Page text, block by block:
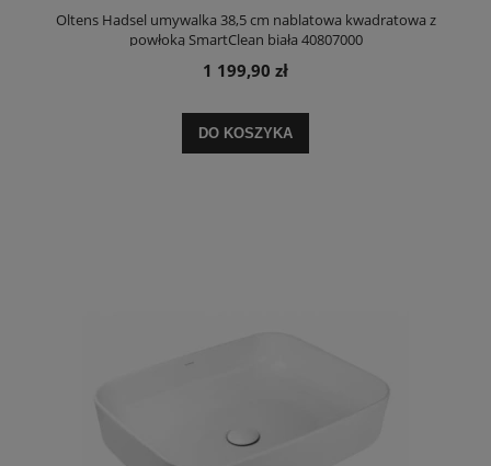
Oltens Hadsel umywalka 38,5 cm nablatowa kwadratowa z
powłoką SmartClean biała 40807000
1 199,90 zł
DO KOSZYKA